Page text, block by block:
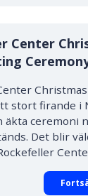
Center
stort firande i
äkta ceremoni
Det blir